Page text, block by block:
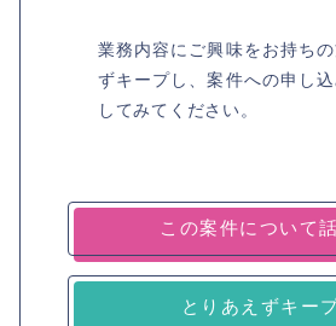
業務内容にご興味をお持ち
ずキープし、案件への申し
してみてください。
とりあえずキー